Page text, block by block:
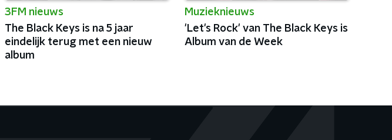
3FM nieuws
The Black Keys is na 5 jaar
eindelijk terug met een nieuw
album
Muzieknieuws
'Let's Rock' van The Black Keys is
Album van de Week